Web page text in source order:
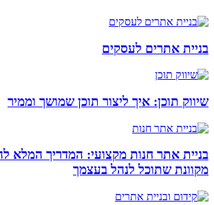
בניית אתרים לעסקים
שיווק תוכן: איך ליצור תוכן שמושך וממיר
בניית אתר חנות מקצועי: המדריך המלא
מקוונת שתוכל לנהל בעצמך